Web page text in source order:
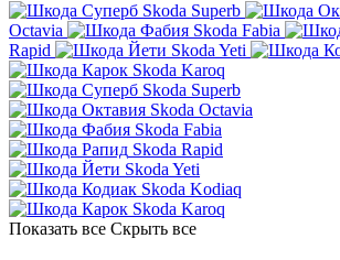
Skoda Superb
Octavia
Skoda Fabia
Rapid
Skoda Yeti
Skoda Karoq
Skoda Superb
Skoda Octavia
Skoda Fabia
Skoda Rapid
Skoda Yeti
Skoda Kodiaq
Skoda Karoq
Показать все Скрыть все